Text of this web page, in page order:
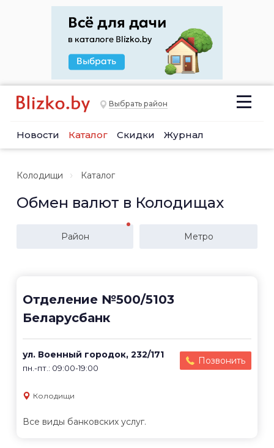
Выбрать район
Новости Каталог Скидки Журнал
Колодищи Каталог
Обмен валют в Колодищах
Район Метро
Отделение №500/5103
Беларусбанк
ул. Военный городок, 232/171
пн.-пт.: 09:00-19:00
Позвонить
Колодищи
Все виды банковских услуг.